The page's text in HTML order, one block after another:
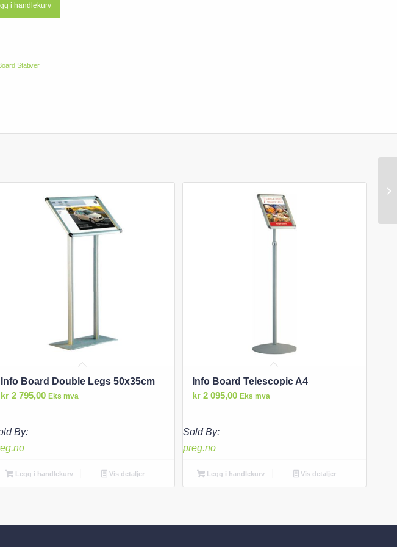
i handlekurv
Stativer
Info Board Double Legs 50x35cm
kr 2 795,00 Eks mva
By:
Legg i handlekurv Vis detaljer
Info Board Telescopic A4
kr 2 095,00 Eks mva
Sold By:
preg.no
Legg i handlekurv Vis detaljer